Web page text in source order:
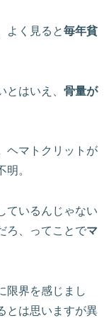
よく見ると毎年貧
はいえ、 骨量が
ヘマトクリットが
。
ているんじゃない
ろ、ってことでマ
限界を感じまし
とは思いますが異